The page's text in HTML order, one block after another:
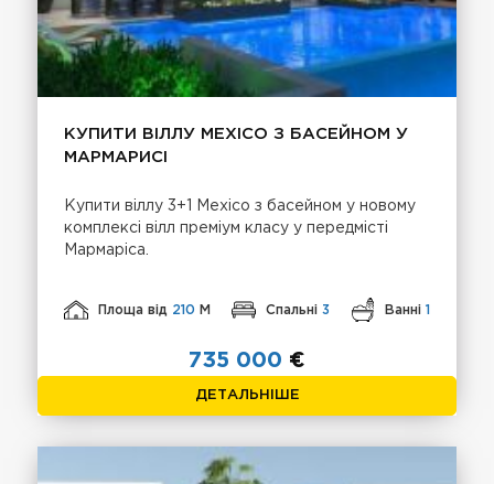
КУПИТИ ВІЛЛУ MEXICO З БАСЕЙНОМ У
МАРМАРИСІ
Купити віллу 3+1 Mexico з басейном у новому
комплексі вілл преміум класу у передмісті
Мармаріса.
Площа від 210 М Спальні 3 Ванні 1
735 000 €
ДЕТАЛЬНІШЕ